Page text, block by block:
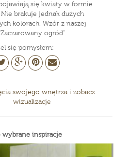
się kwiaty w formie
Nie brakuje jednak dużych
kolorach. Wzór z naszej
ogród".
się pomysłem:
swojego wnętrza i zobacz
wizualizacje
wybrane inspiracje